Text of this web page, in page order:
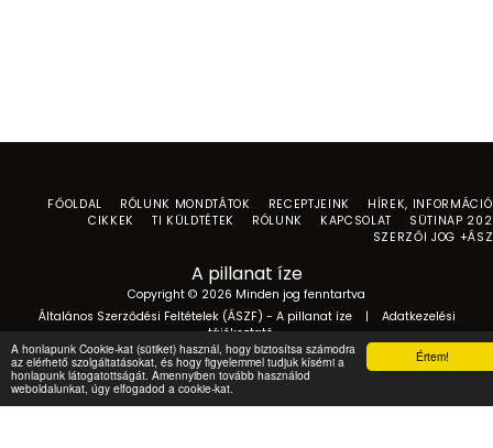
Értem!
A honlapunk Cookie-kat (sütiket) használ, hogy biztosítsa számodra
az elérhető szolgáltatásokat, és hogy figyelemmel tudjuk kísérni a
honlapunk látogatottságát. Amennyiben tovább használod
weboldalunkat, úgy elfogadod a cookie-kat.
A pillanat íze
Copyright © 2026 Minden jog fenntartva
Általános Szerződési Feltételek (ÁSZF) - A pillanat íze| Adatkezelési
tájékoztató
FŐOLDAL RÓLUNK MONDTÁTOK RECEPTJEINK
HÍREK,
CIKKEK
TI KÜLDTÉTEK RÓLUNK KAPCSOLAT
SÜTINAP
SZERZŐI JOG